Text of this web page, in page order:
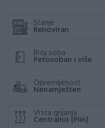
Stanje
Renoviran
Broj soba
Petosoban i više
Opremljenost
Nenamješten
Vrsta grijanja
Centralno (Plin)